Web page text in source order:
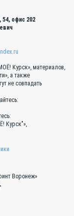
офис 202
Курск», материалов,
а также
не совпадать
Курск"»,
Воронеж»